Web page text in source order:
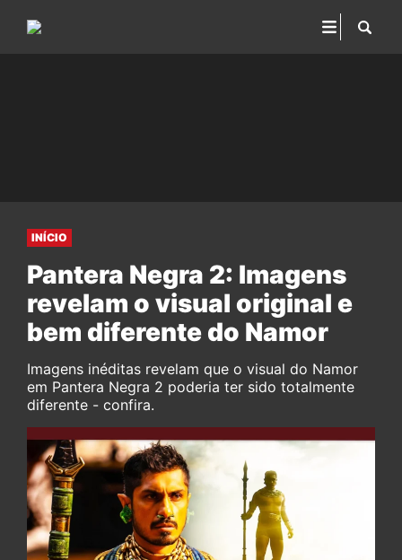
INÍCIO
Pantera Negra 2: Imagens
revelam o visual original e
bem diferente do Namor
Imagens inéditas revelam que o visual do Namor
em Pantera Negra 2 poderia ter sido totalmente
diferente - confira.